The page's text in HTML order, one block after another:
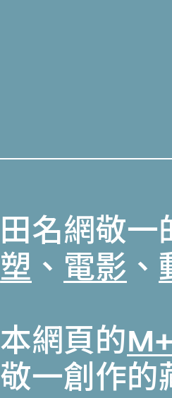
田名網敬一
塑 、 電影 、
本網頁的
敬一創作的